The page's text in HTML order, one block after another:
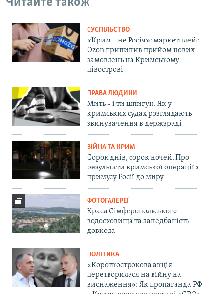
СУСПІЛЬСТВО
«Крим – не Росія»: маркетплейс
Ozon припинив прийом нових
замовлень на Кримському
півострові
ПРАВА ЛЮДИНИ
Мить – і ти шпигун. Як у
кримських судах розглядають
звинувачення в держзраді
ВІЙНА ТА КРИМ
Сорок днів, сорок ночей. Про
результати кримської операції з
примусу Росії до миру
ФОТОГАЛЕРЕЇ
Краса Сімферопольського
водосховища та занедбаність
довкола
ПОЛІТИКА
«Короткострокова акція
перетворилася на війну на
виснаження»: Як пропаганда РФ